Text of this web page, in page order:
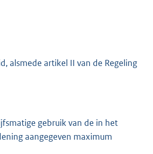
alsmede artikel II van de Regeling
gebruik van de in het
aangegeven maximum